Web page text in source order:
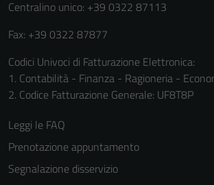
Centralino unico: +39 0322 87113
Fax: +39 0322 87877
Codici Univoci di Fatturazione Elettronica:
1. Contabilità - Finanza - Ragioneria -
2. Codice Fatturazione Generale: UF8T8P
Leggi le FAQ
Prenotazione appuntamento
Segnalazione disservizio